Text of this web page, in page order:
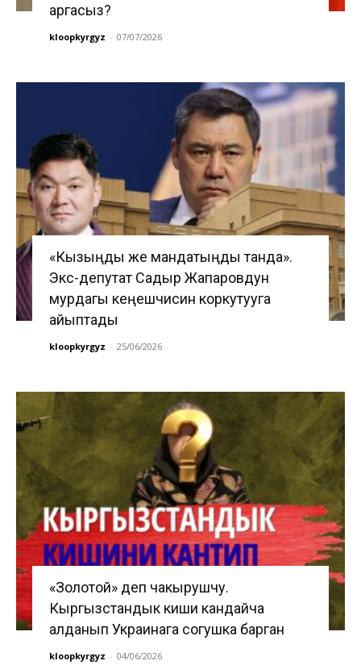
аргасыз?
kloopkyrgyz - 07/07/2026
«Кызыңды же мандатыңды танда».
Экс-депутат Садыр Жапаровдун
мурдагы кеңешчисин коркутууга
айыптады
kloopkyrgyz - 25/06/2026
«Золотой» деп чакырушчу.
Кыргызстандык киши кандайча
алданып Украинага согушка барган
kloopkyrgyz - 04/06/2026